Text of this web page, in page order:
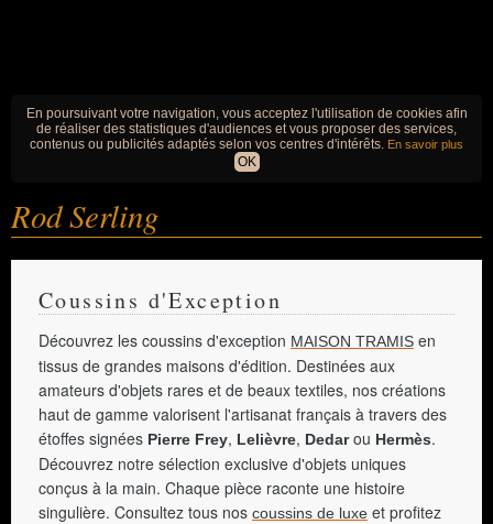
En poursuivant votre navigation, vous acceptez l'utilisation de cookies afin
de réaliser des statistiques d'audiences et vous proposer des services,
contenus ou publicités adaptés selon vos centres d'intérêts. En savoir plus
OK
Rod Serling
Coussins d'Exception
Découvrez les coussins d'exception MAISON TRAMIS en
tissus de grandes maisons d'édition. Destinées aux
amateurs d'objets rares et de beaux textiles, nos créations
haut de gamme valorisent l'artisanat français à travers des
étoffes signées Pierre Frey, Lelièvre, Dedarou Hermès.
Découvrez notre sélection exclusive d'objets uniques
conçus à la main. Chaque pièce raconte une histoire
singulière. Consultez tous nos coussins de luxe et profitez